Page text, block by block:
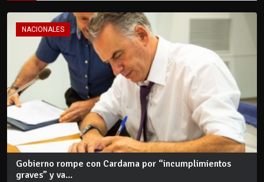
NACIONALES
Gobierno rompe con Cardama por “incumplimientos
graves” y va...